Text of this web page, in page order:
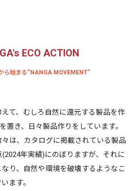
ECO ACTION
ら始まる“NANGA MOVEMENT”
て、むしろ自然に還元する製品を作
置き、日々製品作りをしています。
は、カタログに掲載されている製品
年実績)にのぼりますが、それに
り、自然や環境を破壊するようなこ
ます。